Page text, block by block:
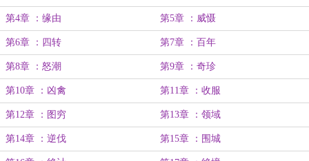
第4章 ：缘由 第5章 ：威慑
第6章 ：四转 第7章 ：百年
第8章 ：怒潮 第9章 ：奇珍
第10章 ：凶禽 第11章 ：收服
第12章 ：图穷 第13章 ：领域
第14章 ：逆伐 第15章 ：围城